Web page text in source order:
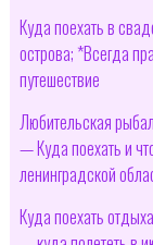
Куда поехать в
острова; *Всегда
путешествие
Любительская
— Куда поехать и
ленинградской
Куда поехать